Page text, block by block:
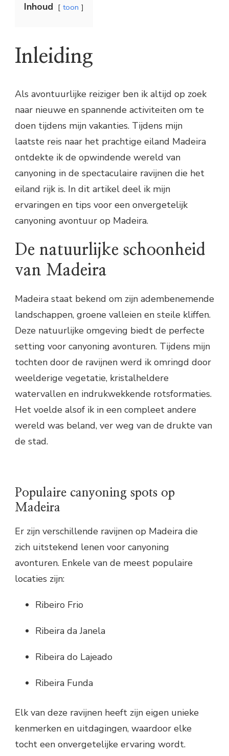
Inhoud toon
Inleiding
Als avontuurlijke reiziger ben ik altijd op zoek
naar nieuwe en spannende activiteiten om te
doen tijdens mijn vakanties. Tijdens mijn
laatste reis naar het prachtige eiland Madeira
ontdekte ik de opwindende wereld van
canyoning in de spectaculaire ravijnen die het
eiland rijk is. In dit artikel deel ik mijn
ervaringen en tips voor een onvergetelijk
canyoning avontuur op Madeira.
De natuurlijke schoonheid
van Madeira
Madeira staat bekend om zijn adembenemende
landschappen, groene valleien en steile kliffen.
Deze natuurlijke omgeving biedt de perfecte
setting voor canyoning avonturen. Tijdens mijn
tochten door de ravijnen werd ik omringd door
weelderige vegetatie, kristalheldere
watervallen en indrukwekkende rotsformaties.
Het voelde alsof ik in een compleet andere
wereld was beland, ver weg van de drukte van
de stad.
Populaire canyoning spots op
Madeira
Er zijn verschillende ravijnen op Madeira die
zich uitstekend lenen voor canyoning
avonturen. Enkele van de meest populaire
locaties zijn:
Ribeiro Frio
Ribeira da Janela
Ribeira do Lajeado
Ribeira Funda
Elk van deze ravijnen heeft zijn eigen unieke
kenmerken en uitdagingen, waardoor elke
tocht een onvergetelijke ervaring wordt.